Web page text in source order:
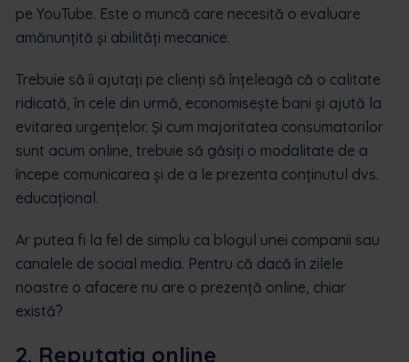
pe YouTube. Este o muncă care necesită o evaluare
amănunțită și abilități mecanice.
Trebuie să îi ajutați pe clienți să înțeleagă că o calitate
ridicată, în cele din urmă, economisește bani și ajută la
evitarea urgențelor. Și cum majoritatea consumatorilor
sunt acum online, trebuie să găsiți o modalitate de a
începe comunicarea și de a le prezenta conținutul dvs.
educațional.
Ar putea fi la fel de simplu ca blogul unei companii sau
canalele de social media. Pentru că dacă în zilele
noastre o afacere nu are o prezență online, chiar
există?
2. Reputația online